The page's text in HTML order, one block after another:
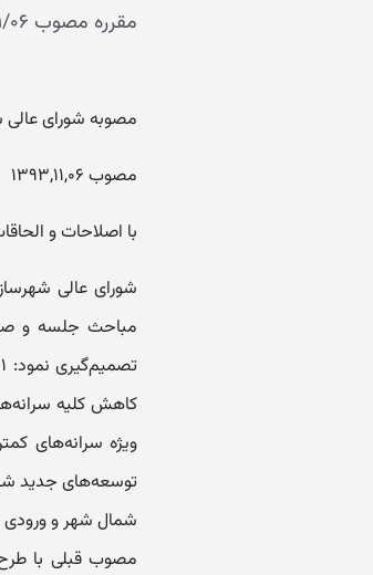
مقرره مصوب ۱۳۹۳/۱۱/۰۶ معاون وزیر و دبیر شورای عالی و شهرسازی و معماری ایران
مصوبه شورای
مصوب ۱۳۹۳,۱۱,۰۶
با اصلاحات و
کاهش کلیه
ویژه سرانه‌های
مصوب قبلی با